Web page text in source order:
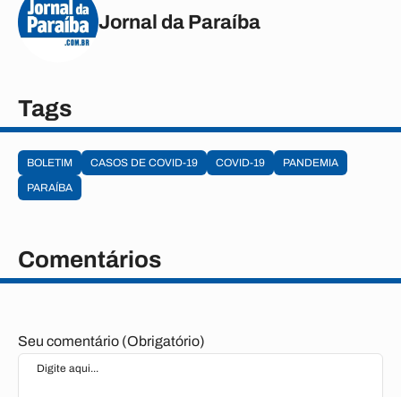
Jornal da Paraíba
Tags
BOLETIM CASOS DE COVID-19 COVID-19
PANDEMIA
PARAÍBA
Comentários
Seu comentário (Obrigatório)